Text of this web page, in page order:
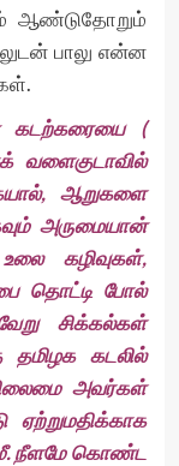
ஆண்டுதோறும்
பாலு என்ன
கடற்கரையை (
வளைகுடாவில்
ஆறுகளை
அருமையான்
கழிவுகள்,
தொட்டி போல்
சிக்கல்கள்
தமிழக கடலில்
அவர்கள்
நீளமே கொண்ட